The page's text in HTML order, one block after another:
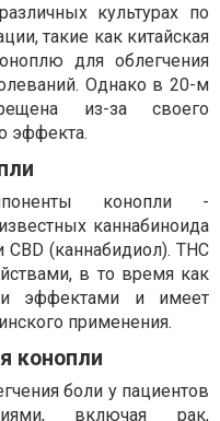
культурах по
такие как китайская
для облегчения
Однако в 20-м
из-за своего
эффекта.
конопли -
каннабиноида
CBD (каннабидиол). THC
в то время как
эффектами и имеет
применения.
конопли
боли у пациентов
включая рак,